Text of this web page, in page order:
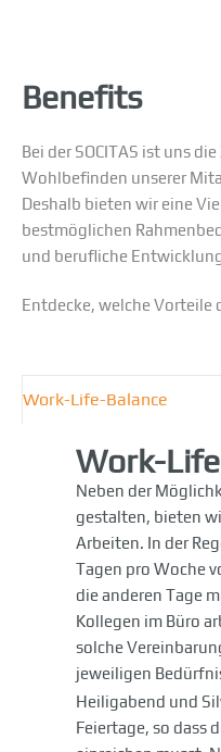
Benefits
Bei der SOCITAS ist uns
Wohlbefinden unserer
Deshalb bieten wir eine
bestmöglichen
und berufliche
Entdecke, welche Vorteile
Work-Life-Balance
Work-
Neben der
gestalten, bieten
Arbeiten. In der
Tagen pro Woche
die anderen Tage
Kollegen im Büro
solche
jeweiligen
Heiligabend und
Feiertage, so dass